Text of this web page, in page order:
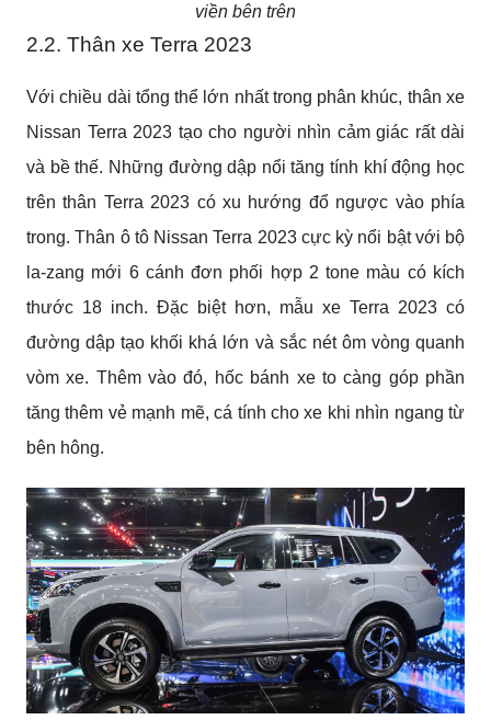
viền bên trên
2.2. Thân xe Terra 2023
Với chiều dài tổng thể lớn nhất trong phân khúc, thân xe
Nissan Terra 2023 tạo cho người nhìn cảm giác rất dài
và bề thế. Những đường dập nổi tăng tính khí động học
trên thân Terra 2023 có xu hướng đổ ngược vào phía
trong. Thân ô tô Nissan Terra 2023 cực kỳ nổi bật với bộ
la-zang mới 6 cánh đơn phối hợp 2 tone màu có kích
thước 18 inch. Đặc biệt hơn, mẫu xe Terra 2023 có
đường dập tạo khối khá lớn và sắc nét ôm vòng quanh
vòm xe. Thêm vào đó, hốc bánh xe to càng góp phần
tăng thêm vẻ mạnh mẽ, cá tính cho xe khi nhìn ngang từ
bên hông.